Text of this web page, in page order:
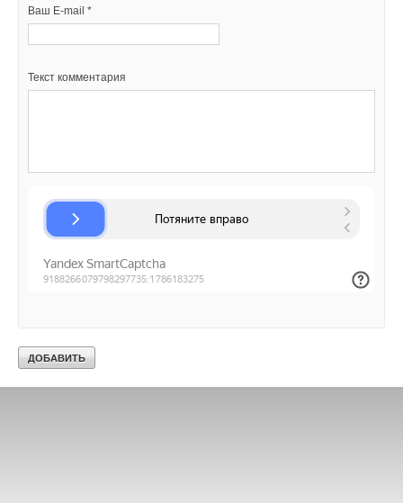
Ваш E-mail *
Текст комментария